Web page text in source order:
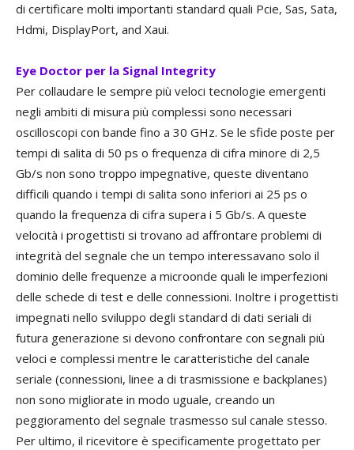
di certificare molti importanti standard quali Pcie, Sas, Sata,
Hdmi, DisplayPort, and Xaui.
Eye Doctor per la Signal Integrity
Per collaudare le sempre più veloci tecnologie emergenti
negli ambiti di misura più complessi sono necessari
oscilloscopi con bande fino a 30 GHz. Se le sfide poste per
tempi di salita di 50 ps o frequenza di cifra minore di 2,5
Gb/s non sono troppo impegnative, queste diventano
difficili quando i tempi di salita sono inferiori ai 25 ps o
quando la frequenza di cifra supera i 5 Gb/s. A queste
velocità i progettisti si trovano ad affrontare problemi di
integrità del segnale che un tempo interessavano solo il
dominio delle frequenze a microonde quali le imperfezioni
delle schede di test e delle connessioni. Inoltre i progettisti
impegnati nello sviluppo degli standard di dati seriali di
futura generazione si devono confrontare con segnali più
veloci e complessi mentre le caratteristiche del canale
seriale (connessioni, linee a di trasmissione e backplanes)
non sono migliorate in modo uguale, creando un
peggioramento del segnale trasmesso sul canale stesso.
Per ultimo, il ricevitore è specificamente progettato per